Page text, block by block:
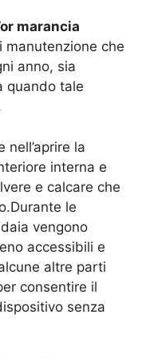
marancia
manutenzione che
anno, sia
quando tale
nell’aprire la
interna e
e calcare che
le
vengono
accessibili e
altre parti
consentire il
senza